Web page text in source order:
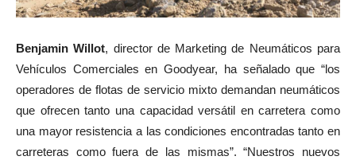
Benjamin Willot, director de Marketing de Neumáticos para
Vehículos Comerciales en Goodyear, ha señalado que “los
operadores de flotas de servicio mixto demandan neumáticos
que ofrecen tanto una capacidad versátil en carretera como
una mayor resistencia a las condiciones encontradas tanto en
carreteras como fuera de las mismas”. “Nuestros nuevos